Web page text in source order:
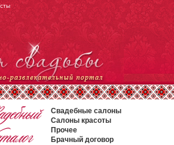
Свадебные салоны
Салоны красоты
Прочее
Брачный договор